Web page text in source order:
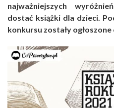
najważniejszych
dostać książki dla dzieci.
konkursu zostały ogłoszone